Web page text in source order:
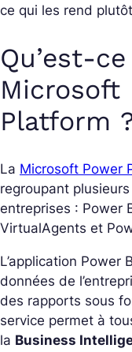
ce qui les rend
Qu’est-
Microsoft
Platform
La Microsoft Power
regroupant
entreprises : Power
VirtualAgents et
L’application Power
données de
des rapports sous
service permet à
la Business